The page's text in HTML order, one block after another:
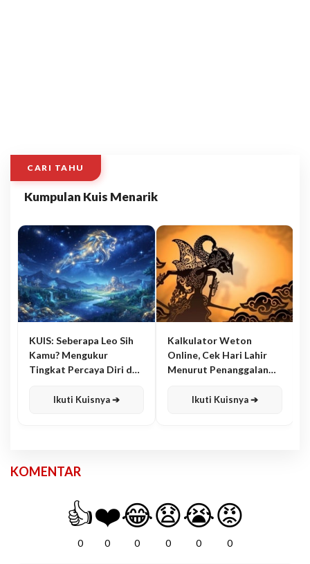
CARI TAHU
Kumpulan Kuis Menarik
KUIS: Seberapa Leo Sih
Kamu? Mengukur
Tingkat Percaya Diri dan
Ikuti Kuisnya ➔
Kalkulator Weton
Online, Cek Hari Lahir
Menurut Penanggalan
Ikuti Kuisnya ➔
KOMENTAR
👍
0
❤️
0
😂
0
😧
0
😭
0
😡
0